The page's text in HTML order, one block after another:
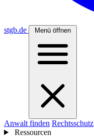
stgb.de Menü öffnen
Anwalt finden Rechtsschutz
Ressourcen